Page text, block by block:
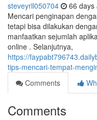
steveyrll050704 66 days
Mencari penginapan
tetapi bisa dilakukan
manfaatkan sejumlah
online . Selanjutnya,
https://
tips-mencari-tempat-
Comments
Comments